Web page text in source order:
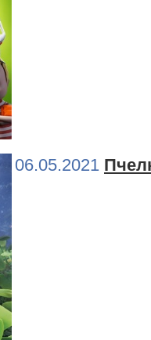
06.05.2021